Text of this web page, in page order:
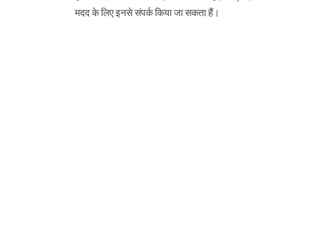
मदद के लिए इनसे संपर्क किया जा सकता हैं।